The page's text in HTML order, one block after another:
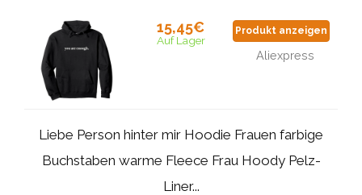
15,45€
Auf Lager
Produkt anzeigen
Aliexpress
Liebe Person hinter mir Hoodie Frauen farbige
Buchstaben warme Fleece Frau Hoody Pelz-
Liner...